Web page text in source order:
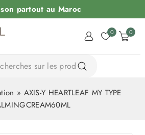
partout au Maroc
0 0
» AXIS-Y HEARTLEAF MY TYPE